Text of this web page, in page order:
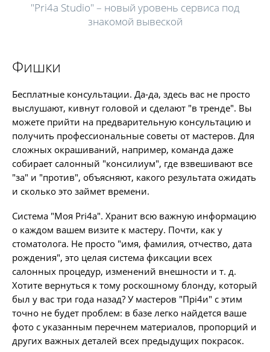
"Pri4a Studio" – новый уровень сервиса под
знакомой вывеской
Фишки
Бесплатные консультации. Да-да, здесь вас не просто
выслушают, кивнут головой и сделают "в тренде". Вы
можете прийти на предварительную консультацию и
получить профессиональные советы от мастеров. Для
сложных окрашиваний, например, команда даже
собирает салонный "консилиум", где взвешивают все
"за" и "против", объясняют, какого результата ожидать
и сколько это займет времени.
Система "Моя Pri4a". Хранит всю важную информацию
о каждом вашем визите к мастеру. Почти, как у
стоматолога. Не просто "имя, фамилия, отчество, дата
рождения", это целая система фиксации всех
салонных процедур, изменений внешности и т. д.
Хотите вернуться к тому роскошному блонду, который
был у вас три года назад? У мастеров "Прі4и" с этим
точно не будет проблем: в базе легко найдется ваше
фото с указанным перечнем материалов, пропорций и
других важных деталей всех предыдущих покрасок.